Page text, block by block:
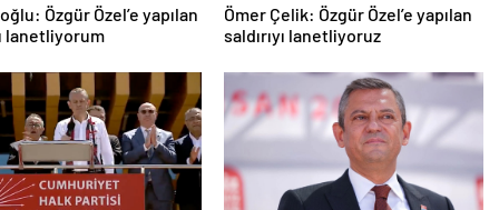
Özgür Özel’e yapılan
lanetliyorum
Ömer Çelik: Özgür Özel’e yapılan
saldırıyı lanetliyoruz